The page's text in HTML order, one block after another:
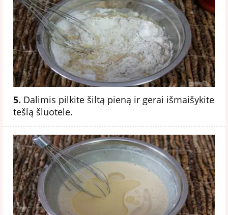
5. Dalimis pilkite šiltą pieną ir gerai išmaišykite
tešlą šluotele.